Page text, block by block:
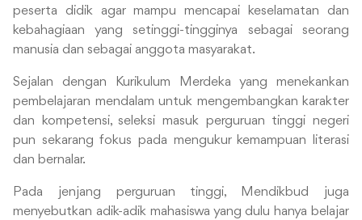
peserta didik agar mampu mencapai keselamatan dan
kebahagiaan yang setinggi-tingginya sebagai seorang
manusia dan sebagai anggota masyarakat.
Sejalan dengan Kurikulum Merdeka yang menekankan
pembelajaran mendalam untuk mengembangkan karakter
dan kompetensi, seleksi masuk perguruan tinggi negeri
pun sekarang fokus pada mengukur kemampuan literasi
dan bernalar.
Pada jenjang perguruan tinggi, Mendikbud juga
menyebutkan adik-adik mahasiswa yang dulu hanya belajar